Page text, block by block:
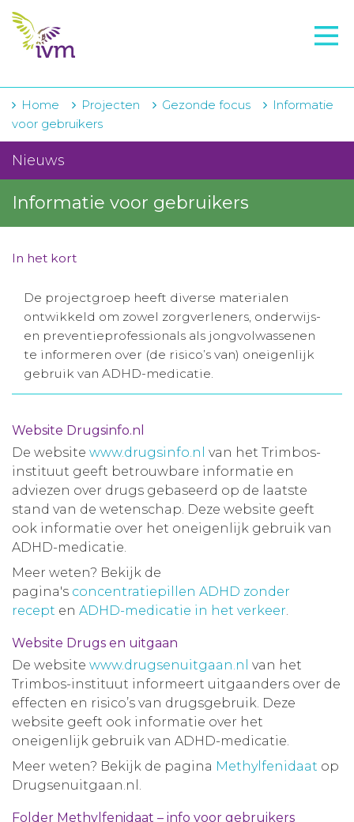
VMI
IVM-academie
Zorginstellingen
Voorschrijfgedrag
Projecten
Contact
Winkelwagentje
Aanmelden nieuwsbrief
Toegang leeromgeving
Home Projecten Gezonde focus
Informatie
voor gebruikers
Nieuws
Informatie voor gebruikers
In het kort
De projectgroep heeft diverse materialen
ontwikkeld om zowel zorgverleners, onderwijs-
en preventieprofessionals als jongvolwassenen
te informeren over (de risico’s van) oneigenlijk
gebruik van ADHD-medicatie.
Website Drugsinfo.nl
De website www.drugsinfo.nl van het Trimbos-
instituut geeft betrouwbare informatie en
adviezen over drugs gebaseerd op de laatste
stand van de wetenschap. Deze website geeft
ook informatie over het oneigenlijk gebruik van
ADHD-medicatie.
Meer weten? Bekijk de
pagina's concentratiepillen ADHD zonder
recept en ADHD-medicatie in het verkeer.
Website Drugs en uitgaan
De website www.drugsenuitgaan.nl van het
Trimbos-instituut informeert uitgaanders over de
effecten en risico’s van drugsgebruik. Deze
website geeft ook informatie over het
oneigenlijk gebruik van ADHD-medicatie.
Meer weten? Bekijk de pagina Methylfenidaat op
Drugsenuitgaan.nl.
Folder Methylfenidaat – info voor gebruikers